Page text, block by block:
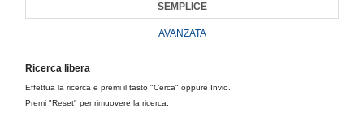
SEMPLICE
AVANZATA
Ricerca libera
Effettua la ricerca e premi il tasto "Cerca" oppure Invio.
Premi "Reset" per rimuovere la ricerca.